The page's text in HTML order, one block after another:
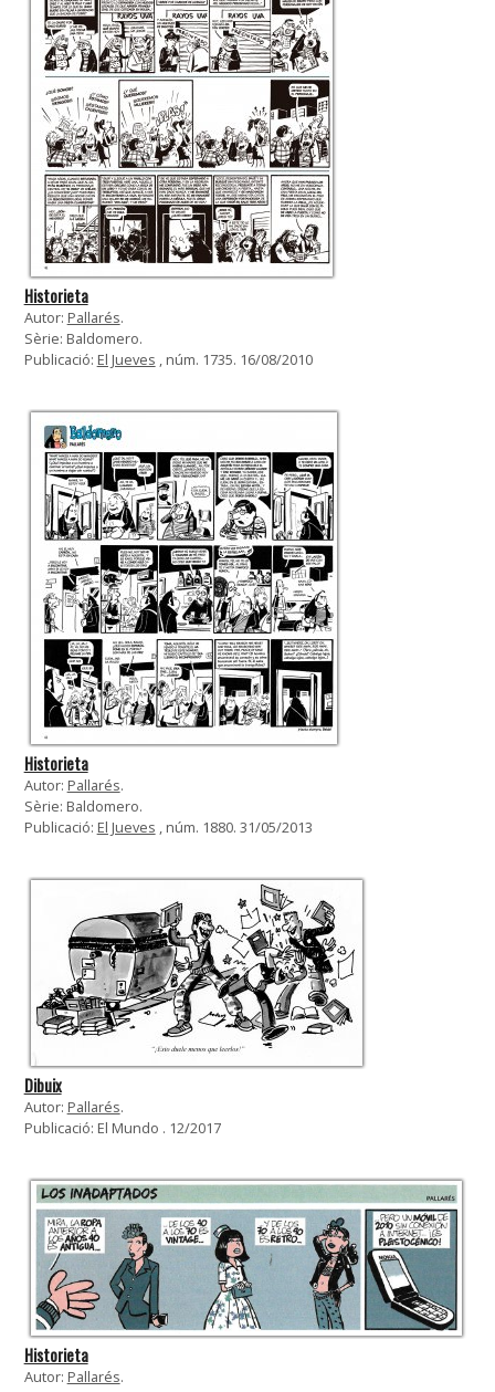
Historieta
Autor: Pallarés.
Sèrie: Baldomero.
Publicació: El Jueves , núm. 1735. 16/08/2010
Historieta
Autor: Pallarés.
Sèrie: Baldomero.
Publicació: El Jueves , núm. 1880. 31/05/2013
Dibuix
Autor: Pallarés.
Publicació: El Mundo . 12/2017
Historieta
Autor: Pallarés.